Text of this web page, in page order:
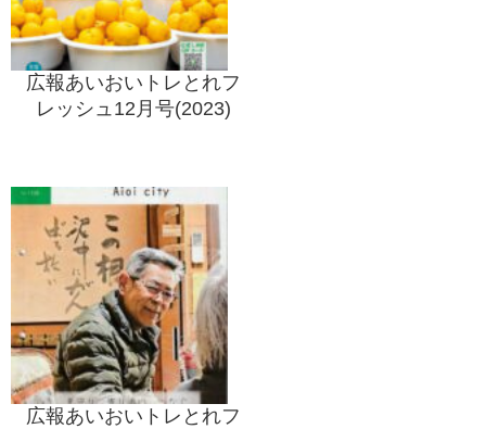
広報あいおいトレとれフ
レッシュ12月号(2023)
広報あいおいトレとれフ